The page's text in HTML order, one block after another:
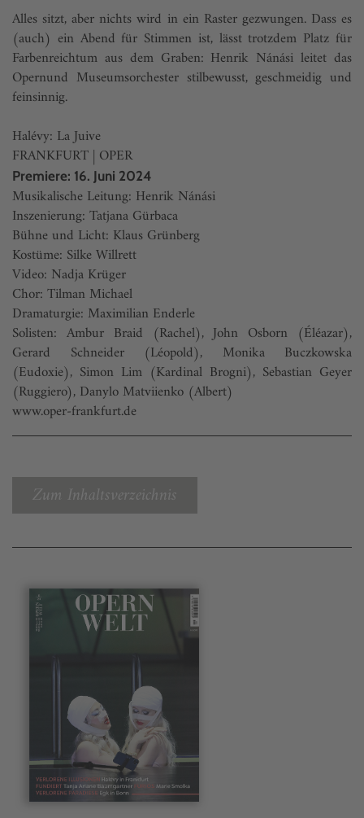
Alles sitzt, aber nichts wird in ein Raster gezwungen. Dass es
(auch) ein Abend für Stimmen ist, lässt trotzdem Platz für
Farbenreichtum aus dem Graben: Henrik Nánási leitet das
Opernund Museumsorchester stilbewusst, geschmeidig und
feinsinnig.
Halévy: La Juive
FRANKFURT | OPER
Premiere: 16. Juni 2024
Musikalische Leitung: Henrik Nánási
Inszenierung: Tatjana Gürbaca
Bühne und Licht: Klaus Grünberg
Kostüme: Silke Willrett
Video: Nadja Krüger
Chor: Tilman Michael
Dramaturgie: Maximilian Enderle
Solisten: Ambur Braid (Rachel), John Osborn (Éléazar),
Gerard Schneider (Léopold), Monika Buczkowska
(Eudoxie), Simon Lim (Kardinal Brogni), Sebastian Geyer
(Ruggiero), Danylo Matviienko (Albert)
www.oper-frankfurt.de
Zum Inhaltsverzeichnis